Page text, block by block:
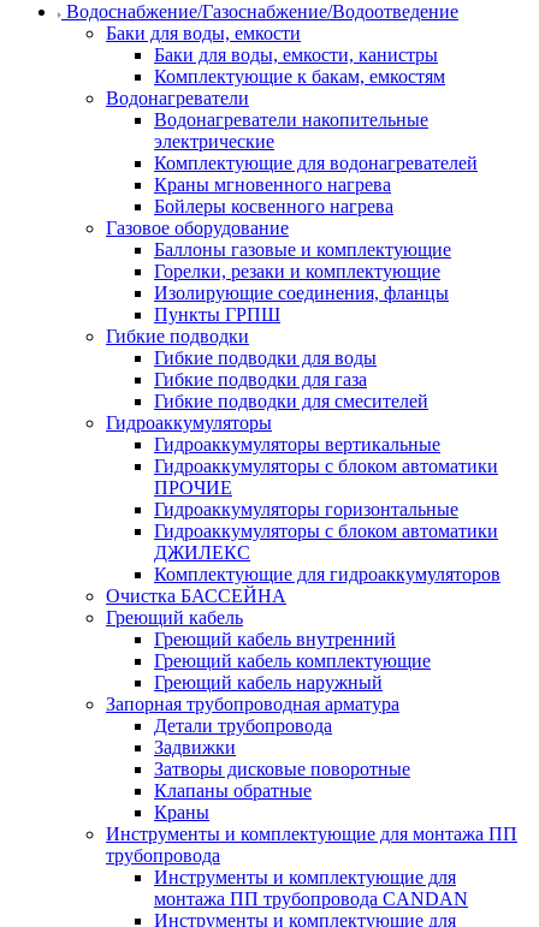
Водоснабжение/Газоснабжение/Водоотведение
Баки для воды, емкости
Баки для воды, емкости, канистры
Комплектующие к бакам, емкостям
Водонагреватели
Водонагреватели накопительные
электрические
Комплектующие для водонагревателей
Краны мгновенного нагрева
Бойлеры косвенного нагрева
Газовое оборудование
Баллоны газовые и комплектующие
Горелки, резаки и комплектующие
Изолирующие соединения, фланцы
Пункты ГРПШ
Гибкие подводки
Гибкие подводки для воды
Гибкие подводки для газа
Гибкие подводки для смесителей
Гидроаккумуляторы
Гидроаккумуляторы вертикальные
Гидроаккумуляторы с блоком автоматики
ПРОЧИЕ
Гидроаккумуляторы горизонтальные
Гидроаккумуляторы с блоком автоматики
ДЖИЛЕКС
Комплектующие для гидроаккумуляторов
Очистка БАССЕЙНА
Греющий кабель
Греющий кабель внутренний
Греющий кабель комплектующие
Греющий кабель наружный
Запорная трубопроводная арматура
Детали трубопровода
Задвижки
Затворы дисковые поворотные
Клапаны обратные
Краны
Инструменты и комплектующие для монтажа ПП
трубопровода
Инструменты и комплектующие для
монтажа ПП трубопровода CANDAN
Инструменты и комплектующие для